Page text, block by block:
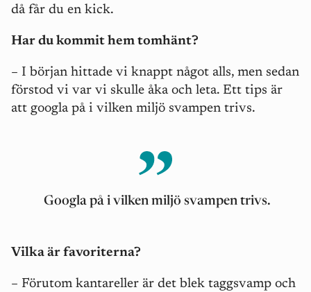
då får du en kick.
Har du kommit hem tomhänt?
– I början hittade vi knappt något alls, men sedan
förstod vi var vi skulle åka och leta. Ett tips är
att googla på i vilken miljö svampen trivs.
Googla på i vilken miljö svampen trivs.
Vilka är favoriterna?
– Förutom kantareller är det blek taggsvamp och